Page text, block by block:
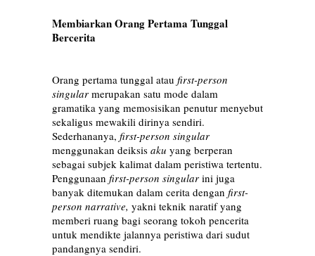
Membiarkan Orang Pertama Tunggal
Bercerita
Orang pertama tunggal atau first-person
singular merupakan satu mode dalam
gramatika yang memosisikan penutur menyebut
sekaligus mewakili dirinya sendiri.
Sederhananya, first-person singular
menggunakan deiksis aku yang berperan
sebagai subjek kalimat dalam peristiwa tertentu.
Penggunaan first-person singular ini juga
banyak ditemukan dalam cerita dengan first-
person narrative, yakni teknik naratif yang
memberi ruang bagi seorang tokoh pencerita
untuk mendikte jalannya peristiwa dari sudut
pandangnya sendiri.